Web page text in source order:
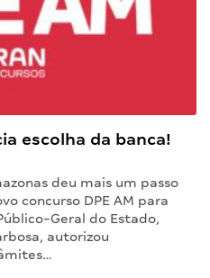
escolha da banca!
deu mais um passo
concurso DPE AM para
Geral do Estado,
autorizou